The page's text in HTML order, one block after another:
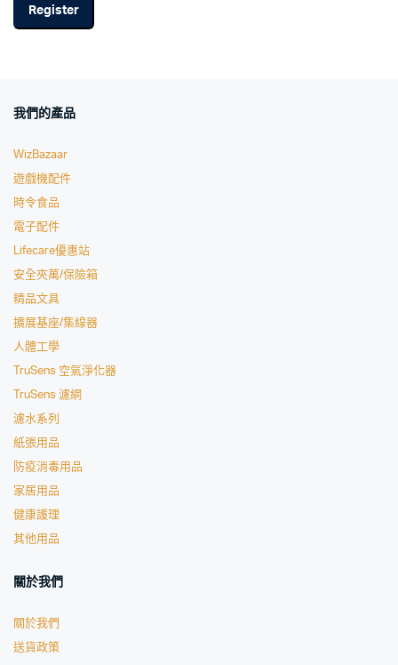
Register
我們的產品
WizBazaar
遊戲機配件
時令食品
電子配件
Lifecare優惠站
安全夾萬/保險箱
精品文具
擴展基座/集線器
人體工學
TruSens 空氣淨化器
TruSens 濾網
濾水系列
紙張用品
防疫消毒用品
家居用品
健康護理
其他用品
關於我們
關於我們
送貨政策